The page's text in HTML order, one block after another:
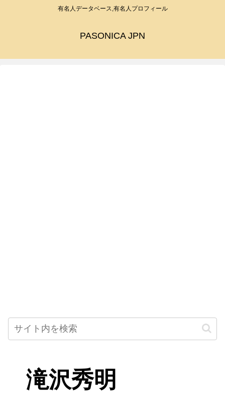
有名人データベース,有名人プロフィール
PASONICA JPN
滝沢秀明